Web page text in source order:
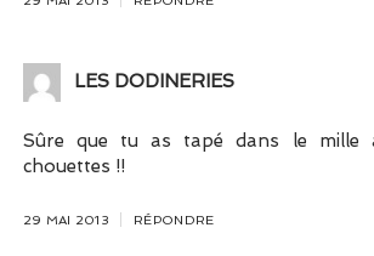
LES DODINERIES
Sûre que tu as tapé dans le mille
chouettes !!
29 MAI 2013 RÉPONDRE